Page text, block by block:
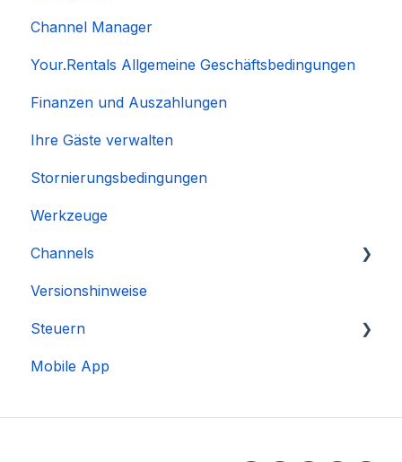
Channel Manager
Your.Rentals Allgemeine Geschäftsbedingungen
Finanzen und Auszahlungen
Ihre Gäste verwalten
Stornierungsbedingungen
Werkzeuge
Channels
Integration des Accounts
Versionshinweise
Steuern
DAC 7
Mobile App